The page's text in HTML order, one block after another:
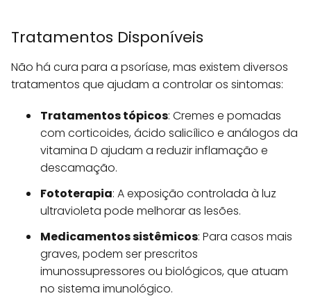
Tratamentos Disponíveis
Não há cura para a psoríase, mas existem diversos
tratamentos que ajudam a controlar os sintomas:
Tratamentos tópicos: Cremes e pomadas
com corticoides, ácido salicílico e análogos da
vitamina D ajudam a reduzir inflamação e
descamação.
Fototerapia: A exposição controlada à luz
ultravioleta pode melhorar as lesões.
Medicamentos sistêmicos: Para casos mais
graves, podem ser prescritos
imunossupressores ou biológicos, que atuam
no sistema imunológico.